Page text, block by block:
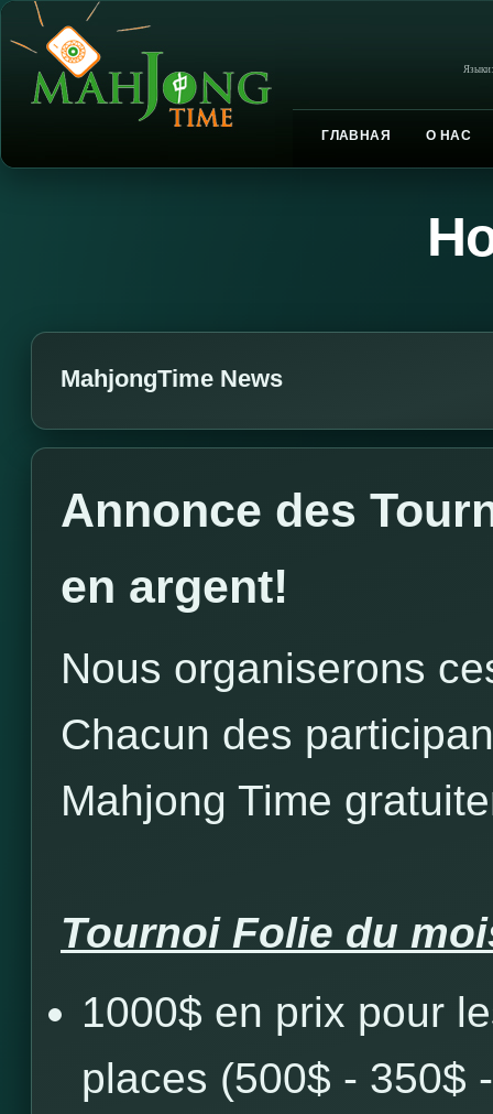
Языки:
ГЛАВНАЯ О НАС
MahjongTime News
Annonce des
en argent!
Nous organiserons
Chacun des
Mahjong Time
Tournoi Folie du
1000$ en prix pour
places (500$ - 350$